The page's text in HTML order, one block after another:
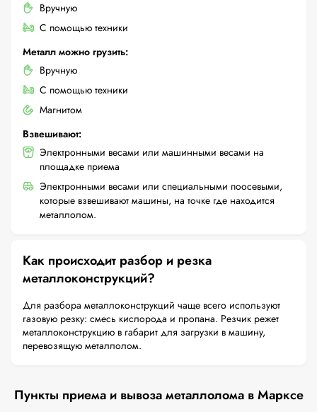
Вручную
С помощью техники
Металл можно грузить:
Вручную
С помощью техники
Магнитом
Взвешивают:
Электронными весами или машинными весами на
площадке приема
Электронными весами или специальными поосевыми,
которые взвешивают машины, на точке где находится
металлолом.
Как происходит разбор и резка
металлоконструкций?
Для разбора металлоконструкций чаще всего используют
газовую резку: смесь кислорода и пропана. Резчик режет
металлоконструкцию в габарит для загрузки в машину,
перевозящую металлолом.
Пункты приема и вывоза металлолома в Марксе